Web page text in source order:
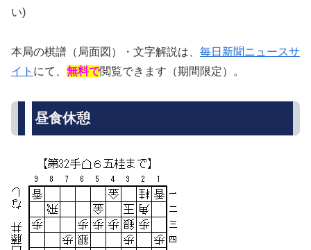
い)
本局の棋譜（局面図）・文字解説は、 毎日新聞ニュースサ
イト にて、 無料で閲覧できます（期間限定）。
昼食休憩